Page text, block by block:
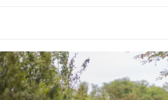
Untermenü
Untermenü